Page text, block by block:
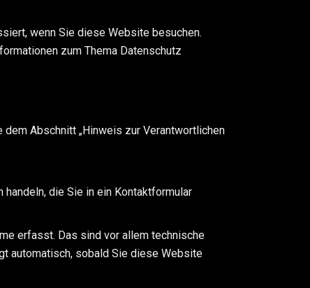
wenn Sie diese Website besuchen.
zum Thema Datenschutz
Abschnitt „Hinweis zur Verantwortlichen
die Sie in ein Kontaktformular
erfasst. Das sind vor allem technische
automatisch, sobald Sie diese Website